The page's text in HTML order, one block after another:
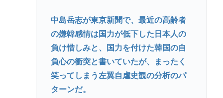
中島岳志が東京新聞で、最近の高齢者
の嫌韓感情は国力が低下した日本人の
負け惜しみと、国力を付けた韓国の自
負心の衝突と書いていたが、まったく
笑ってしまう左翼自虐史観の分析のパ
ターンだ。